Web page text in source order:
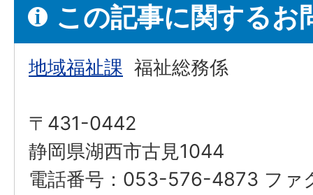
この記事に関するお
地域福祉課 福祉総務係
〒431-0442
静岡県湖西市古見1044
電話番号：053-576-4873 ファ